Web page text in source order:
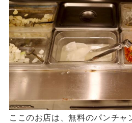
ここのお店は、無料のパンチャ